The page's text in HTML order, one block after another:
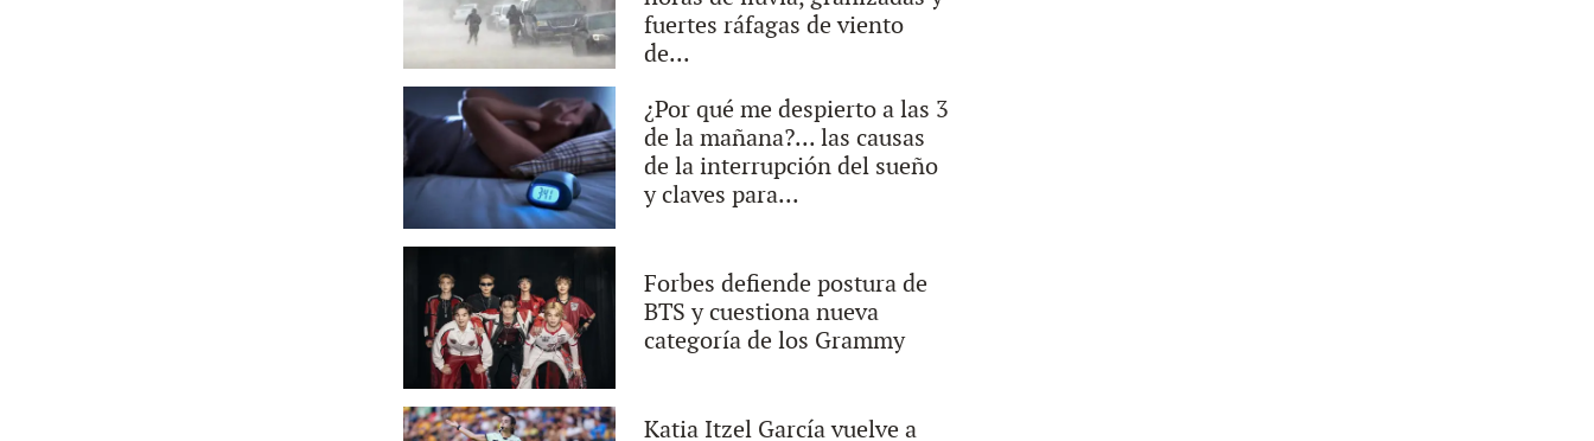
fuertes ráfagas de viento
de...
¿Por qué me despierto a las 3
de la mañana?... las causas
de la interrupción del sueño
y claves para...
Forbes defiende postura de
BTS y cuestiona nueva
categoría de los Grammy
Katia Itzel García vuelve a